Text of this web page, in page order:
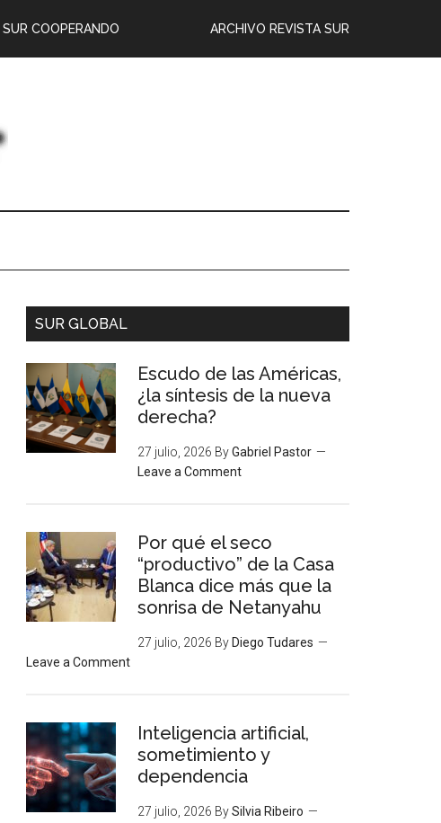
ARCHIVO REVISTA SUR
SUR COOPERANDO
SUR GLOBAL
Escudo de las Américas,
¿la síntesis de la nueva
derecha?
27 julio, 2026 ByGabriel Pastor
Leave a Comment
Por qué el seco
“productivo” de la Casa
Blanca dice más que la
sonrisa de Netanyahu
27 julio, 2026 By Diego Tudares
Leave a Comment
Inteligencia artificial,
sometimiento y
dependencia
27 julio, 2026 BySilvia Ribeiro